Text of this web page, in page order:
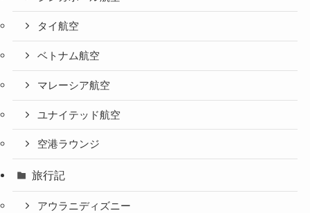
タイ航空
ベトナム航空
マレーシア航空
ユナイテッド航空
空港ラウンジ
旅行記
アウラニディズニー